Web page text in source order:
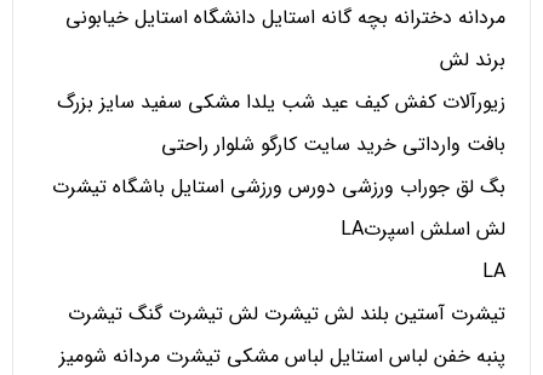
مردانه دخترانه بچه گانه استایل دانشگاه استایل خیابونی
برند لش
زیورآلات کفش کیف عید شب یلدا مشکی سفید سایز بزرگ
بافت وارداتی خرید سایت کارگو شلوار راحتی
بگ لق جوراب ورزشی دورس ورزشی استایل باشگاه تیشرت
لش اسلش اسپرتLA
LA
تیشرت آستین بلند لش تیشرت لش تیشرت گنگ تیشرت
پنبه خفن لباس استایل لباس مشکی تیشرت مردانه شومیز